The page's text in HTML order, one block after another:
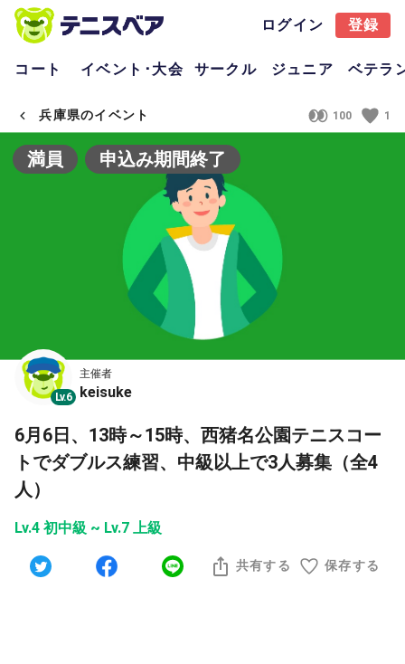
ログイン 登録
コート イベント･大会 サークル ジュニア ベテラ
兵庫県のイベント 100 1
満員 申込み期間終了
Lv.6
主催者
keisuke
6月6日、13時～15時、西猪名公園テニスコー
トでダブルス練習、中級以上で3人募集（全4
人）
Lv.4 初中級 ~ Lv.7 上級
共有する 保存する